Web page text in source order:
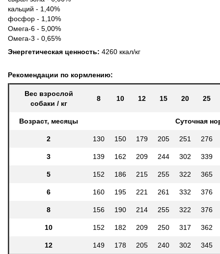
кальций - 1,40%
фосфор - 1,10%
Омега-6 - 5,00%
Омега-3 - 0,65%
Энергетическая ценность: 4260 ккал/кг
Рекомендации по кормлению:
Вес взрослой
собаки / кг
8 10 12 15 20 25
Возраст, месяцы Суточная
2 130 150 179 205 251 276
3 139 162 209 244 302 339
5 152 186 215 255 322 365
6 160 195 221 261 332 376
8 156 190 214 255 322 376
10 152 182 209 250 317 362
12 149 178 205 240 302 345